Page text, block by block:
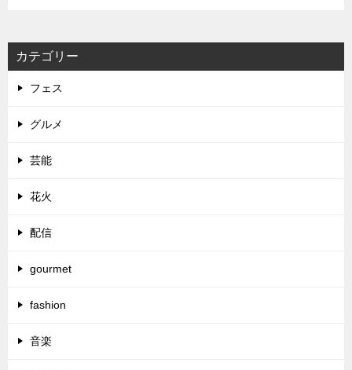
カテゴリー
フェス
グルメ
芸能
花火
配信
gourmet
fashion
音楽